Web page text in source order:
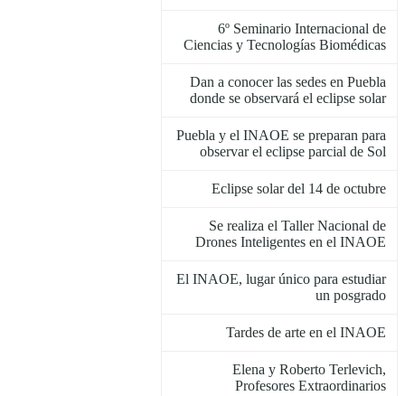
6º Seminario Internacional de
Ciencias y Tecnologías Biomédicas
Dan a conocer las sedes en Puebla
donde se observará el eclipse solar
Puebla y el INAOE se preparan para
observar el eclipse parcial de Sol
Eclipse solar del 14 de octubre
Se realiza el Taller Nacional de
Drones Inteligentes en el INAOE
El INAOE, lugar único para estudiar
un posgrado
Tardes de arte en el INAOE
Elena y Roberto Terlevich,
Profesores Extraordinarios